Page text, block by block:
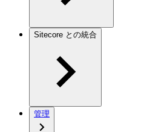
Sitecore との統合
管理